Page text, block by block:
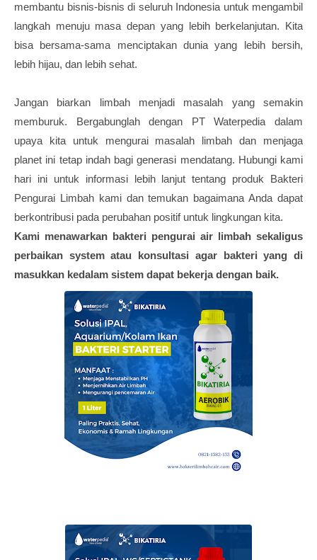
membantu bisnis-bisnis di seluruh Indonesia untuk mengambil
langkah menuju masa depan yang lebih berkelanjutan. Kita
bisa bersama-sama menciptakan dunia yang lebih bersih,
lebih hijau, dan lebih sehat.
Jangan biarkan limbah menjadi masalah yang semakin
memburuk. Bergabunglah dengan PT Waterpedia dalam
upaya kita untuk mengurai masalah limbah dan menjaga
planet ini tetap indah bagi generasi mendatang. Hubungi kami
hari ini untuk informasi lebih lanjut tentang produk Bakteri
Pengurai Limbah kami dan temukan bagaimana Anda dapat
berkontribusi pada perubahan positif untuk lingkungan kita.
Kami menawarkan bakteri pengurai air limbah sekaligus
perbaikan system atau konsultasi agar bakteri yang di
masukkan kedalam sistem dapat bekerja dengan baik.